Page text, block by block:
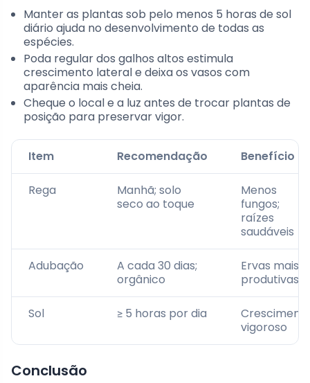
Manter as plantas sob pelo menos 5 horas de sol
diário ajuda no desenvolvimento de todas as
espécies.
Poda regular dos galhos altos estimula
crescimento lateral e deixa os vasos com
aparência mais cheia.
Cheque o local e a luz antes de trocar plantas de
posição para preservar vigor.
Item Recomendação Benefício
Rega
Manhã; solo
seco ao toque
Menos
fungos;
raízes
saudáveis
Adubação
A cada 30 dias;
orgânico
Ervas mais
produtivas
Sol ≥ 5 horas por dia
vigoroso
Conclusão